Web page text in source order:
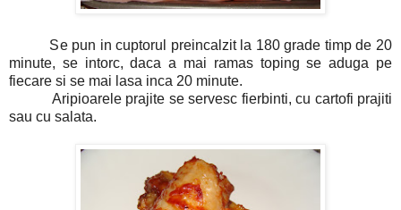
Se pun in cuptorul preincalzit la 180 grade timp de 20
minute, se intorc, daca a mai ramas toping se aduga pe
fiecare si se mai lasa inca 20 minute.
Aripioarele prajite se servesc fierbinti, cu cartofi prajiti
sau cu salata.